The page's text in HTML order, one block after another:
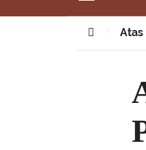
Você estáAtas
Atas de